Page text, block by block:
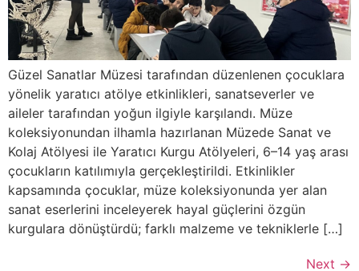
Güzel Sanatlar Müzesi tarafından düzenlenen çocuklara
yönelik yaratıcı atölye etkinlikleri, sanatseverler ve
aileler tarafından yoğun ilgiyle karşılandı. Müze
koleksiyonundan ilhamla hazırlanan Müzede Sanat ve
Kolaj Atölyesi ile Yaratıcı Kurgu Atölyeleri, 6–14 yaş arası
çocukların katılımıyla gerçekleştirildi. Etkinlikler
kapsamında çocuklar, müze koleksiyonunda yer alan
sanat eserlerini inceleyerek hayal güçlerini özgün
kurgulara dönüştürdü; farklı malzeme ve tekniklerle […]
Next →